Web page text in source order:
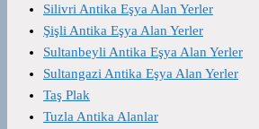
Silivri Antika Eşya Alan Yerler
Şişli Antika Eşya Alan Yerler
Sultanbeyli Antika Eşya Alan Yerler
Sultangazi Antika Eşya Alan Yerler
Taş Plak
Tuzla Antika Alanlar